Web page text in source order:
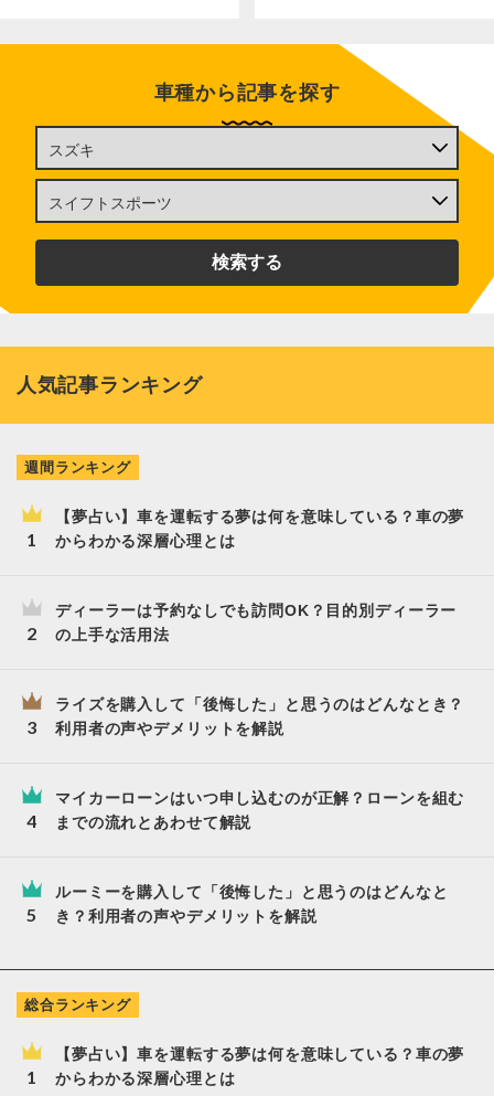
車種から記事を探す
人気記事ランキング
週間ランキング
【夢占い】車を運転する夢は何を意味している？車の夢
からわかる深層心理とは
ディーラーは予約なしでも訪問OK？目的別ディーラー
の上手な活用法
ライズを購入して「後悔した」と思うのはどんなとき？
利用者の声やデメリットを解説
マイカーローンはいつ申し込むのが正解？ローンを組む
までの流れとあわせて解説
ルーミーを購入して「後悔した」と思うのはどんなと
き？利用者の声やデメリットを解説
総合ランキング
【夢占い】車を運転する夢は何を意味している？車の夢
からわかる深層心理とは